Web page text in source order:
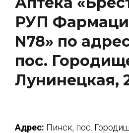
РУП
N78» по
пос.
Лунинецкая,
Адрес: Пинск, пос.